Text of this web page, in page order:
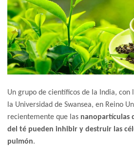
Un grupo de científicos de la India, con
la Universidad de Swansea, en Reino
recientemente que las nanopartículas
del té pueden inhibir y destruir las
pulmón.